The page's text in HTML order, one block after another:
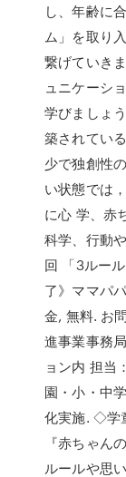
し、年齢に
ム」を取り
繋げていき
ュニケーシ
学びましょ
築されてい
少で独創性
い状態では
に心 学、赤
科学、行動
回 「3ルー
了》ママパ
金, 無料. お
進事業事務
ョン内 担当
園・小・中
化実施. ◇学
『赤ちゃん
ルールや思